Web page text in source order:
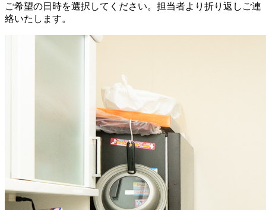
ご希望の日時を選択してください。担当者より折り返しご連
絡いたします。